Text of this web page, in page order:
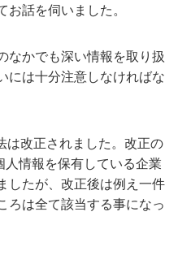
話を伺いました。
なかでも深い情報を取り扱
には十分注意しなければな
改正されました。改正の
情報を保有している企業
したが、改正後は例え一件
ろは全て該当する事になっ